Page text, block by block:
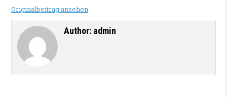
Originalbeitrag ansehen
Author: admin